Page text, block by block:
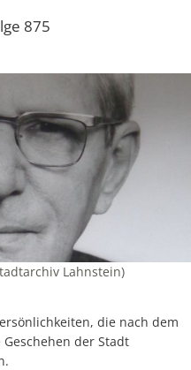
875
Lahnstein)
die nach dem
der Stadt